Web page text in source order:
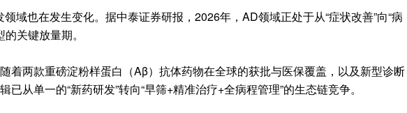
域也在发生变化。据中泰证券研报，2026年，AD领域正处于从“症状改善”向“病
关键放量期。
着两款重磅淀粉样蛋白（Aβ）抗体药物在全球的获批与医保覆盖，以及新型诊断
已从单一的“新药研发”转向“早筛+精准治疗+全病程管理”的生态链竞争。